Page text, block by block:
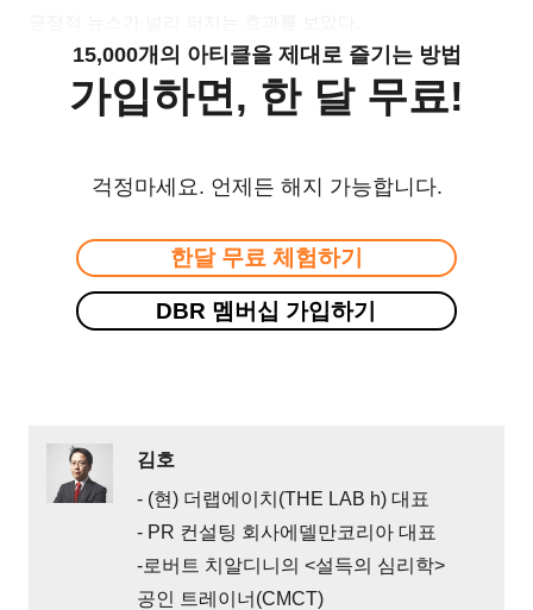
15,000개의 아티클을 제대로 즐기는 방법
가입하면, 한 달 무료!
걱정마세요. 언제든 해지 가능합니다.
한달 무료 체험하기
DBR 멤버십 가입하기
김호
- (현) 더랩에이치(THE LAB h) 대표
- PR 컨설팅 회사에델만코리아 대표
-로버트 치알디니의 <설득의 심리학>
공인 트레이너(CMCT)